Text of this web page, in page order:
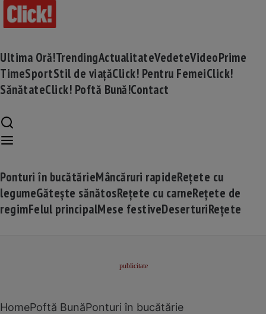
Ultima Oră!TrendingActualitateVedeteVideoPrime
TimeSportStil de viațăClick! Pentru FemeiClick!
SănătateClick! Poftă Bună!Contact
Ponturi în bucătărieMâncăruri rapideRețete cu
legumeGătește sănătosRețete cu carneRețete de
regimFelul principalMese festiveDeserturiRețete
HomePoftă BunăPonturi în bucătărie